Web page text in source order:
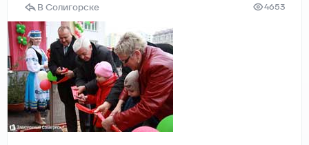
В Солигорске 4653